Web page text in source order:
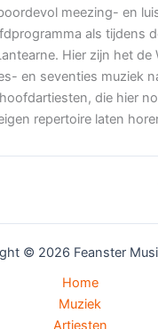
meezing- en
als tijdens
Hier zijn het de
en seventies muziek
die hier
repertoire laten
© 2026 Feanster
Home
Muziek
Artiesten